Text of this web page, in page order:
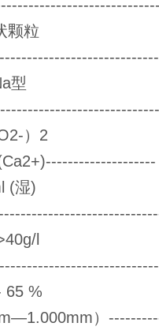
颗粒
型
）2
(湿)
l
65 %
）